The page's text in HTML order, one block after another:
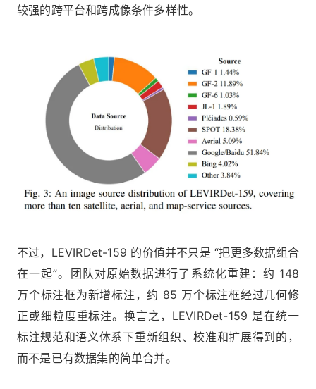
较强的跨平台和跨成像条件多样性。
不过，LEVIRDet-159 的价值并不只是 “把更多数据组合
在一起”。团队对原始数据进行了系统化重建：约 148
万个标注框为新增标注，约 85 万个标注框经过几何修
正或细粒度重标注。换言之，LEVIRDet-159 是在统一
标注规范和语义体系下重新组织、校准和扩展得到的，
而不是已有数据集的简单合并。